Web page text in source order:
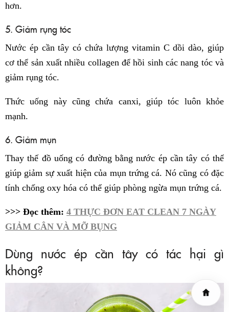
hơn.
5. Giảm rụng tóc
Nước ép cần tây có chứa lượng vitamin C dồi dào, giúp
cơ thể sản xuất nhiều collagen để hồi sinh các nang tóc và
giảm rụng tóc.
Thức uống này cũng chứa canxi, giúp tóc luôn khỏe
mạnh.
6. Giảm mụn
Thay thế đồ uống có đường bằng nước ép cần tây có thể
giúp giảm sự xuất hiện của mụn trứng cá. Nó cũng có đặc
tính chống oxy hóa có thể giúp phòng ngừa mụn trứng cá.
>>> Đọc thêm: 4 THỰC ĐƠN EAT CLEAN 7 NGÀY
GIẢM CÂN VÀ MỠ BỤNG
Dùng nước ép cần tây có tác hại gì
không?